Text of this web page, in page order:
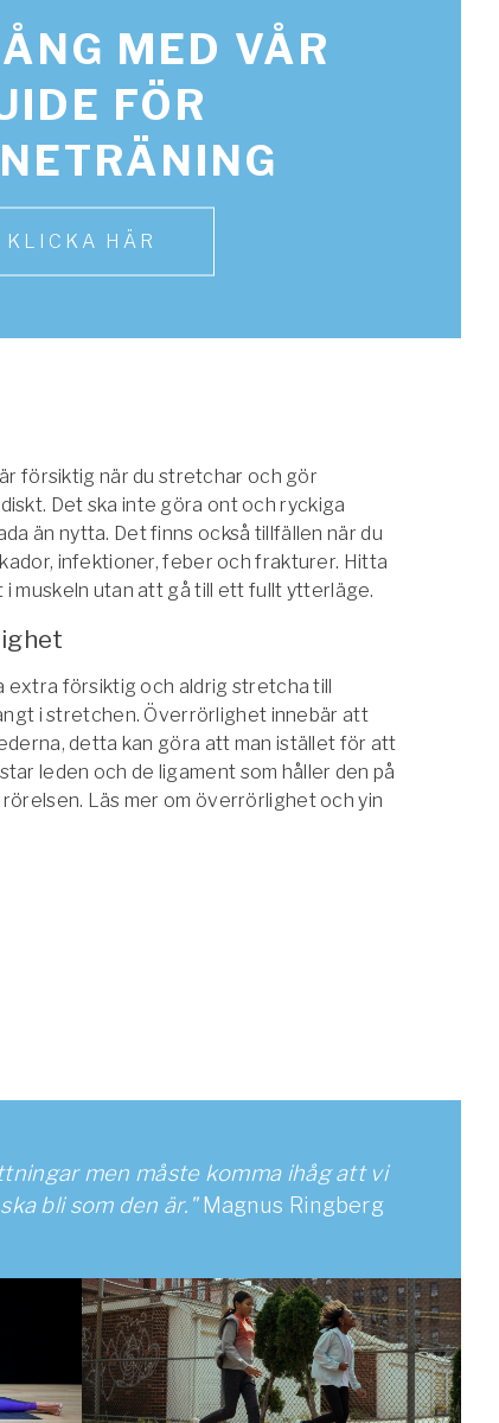
MED VÅR
FÖR
KLICKA HÄR
försiktig när du stretchar och gör
Det ska inte göra ont och ryckiga
än nytta. Det finns också tillfällen när du
infektioner, feber och frakturer. Hitta
i muskeln utan att gå till ett fullt ytterläge.
extra försiktig och aldrig stretcha till
i stretchen. Överrörlighet innebär att
detta kan göra att man istället för att
leden och de ligament som håller den på
Läs mer om överrörlighet och yin
men måste komma ihåg att vi
bli som den är."Magnus Ringberg